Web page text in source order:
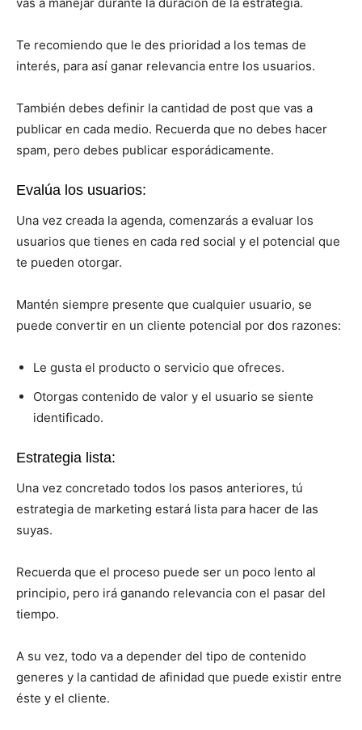
vas a manejar durante la duración de la estrategia.
Te recomiendo que le des prioridad a los temas de
interés, para así ganar relevancia entre los usuarios.
También debes definir la cantidad de post que vas a
publicar en cada medio. Recuerda que no debes hacer
spam, pero debes publicar esporádicamente.
Evalúa los usuarios:
Una vez creada la agenda, comenzarás a evaluar los
usuarios que tienes en cada red social y el potencial que
te pueden otorgar.
Mantén siempre presente que cualquier usuario, se
puede convertir en un cliente potencial por dos razones:
Le gusta el producto o servicio que ofreces.
Otorgas contenido de valor y el usuario se siente
identificado.
Estrategia lista:
Una vez concretado todos los pasos anteriores, tú
estrategia de marketing estará lista para hacer de las
suyas.
Recuerda que el proceso puede ser un poco lento al
principio, pero irá ganando relevancia con el pasar del
tiempo.
A su vez, todo va a depender del tipo de contenido
generes y la cantidad de afinidad que puede existir entre
éste y el cliente.